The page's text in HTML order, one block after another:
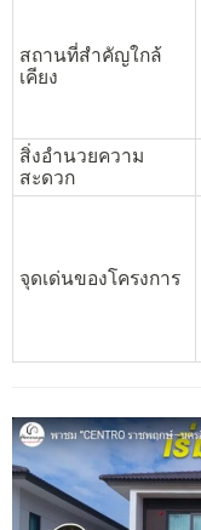
สถานที่สำคัญใกล้
เคียง
สิ่งอำนวยความ
สะดวก
จุดเด่นของโครงการ